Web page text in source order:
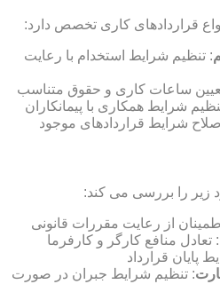
قراردادهای کاری تخصص دارد:
: تنظیم شرایط استخدام با رعایت
ساعات کاری و حقوق متناسب
شرایط همکاری با پیمانکاران
شرایط قراردادهای موجود
زیر را بررسی می کند:
از رعایت مقررات قانونی
: تعادل منافع کارگر و کارفرما
پایان قرارداد
: تنظیم شرایط جبران در صورت